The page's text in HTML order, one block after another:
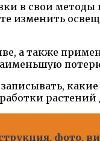
в свои
изменить
а также
растений
фото,